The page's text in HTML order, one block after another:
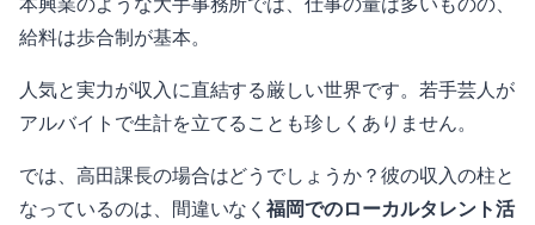
給料は歩合制が基本。
人気と実力が収入に直結する厳しい世界です。若手芸人が
アルバイトで生計を立てることも珍しくありません。
では、高田課長の場合はどうでしょうか？彼の収入の柱と
なっているのは、間違いなく福岡でのローカルタレント活